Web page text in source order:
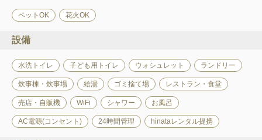
ペットOK 花火OK
設備
水洗トイレ 子ども用トイレ ウォシュレット ランドリー
炊事棟・炊事場 給湯 ゴミ捨て場 レストラン・食堂
売店・自販機 WiFi シャワー お風呂
AC電源(コンセント) 24時間管理 hinataレンタル提携